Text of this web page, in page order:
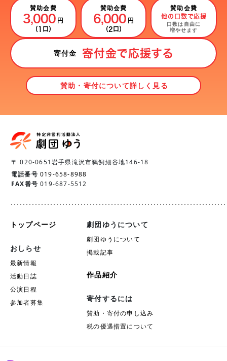
賛助会費
3,000 円
（1口）
賛助会費
6,000 円
（2口）
賛助会費
他の口数で応援
口数は自由に
増やせます
寄付金 寄付金で応援する
賛助・寄付について詳しく見る
〒 020-0651岩手県滝沢市鵜飼細谷地146-18
電話番号 019-658-8988
FAX番号 019-687-5512
トップページ
おしらせ
最新情報
活動日誌
公演日程
参加者募集
劇団ゆうについて
劇団ゆうについて
掲載記事
作品紹介
寄付するには
賛助・寄付の申し込み
税の優遇措置について